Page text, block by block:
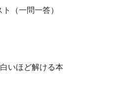
（一問一答）
いほど解ける本